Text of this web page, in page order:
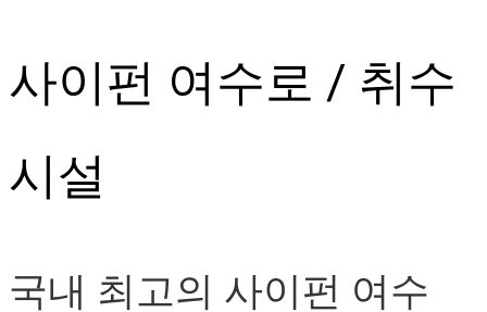
to
content
사이펀 여수로 / 취수
시설
국내 최고의 사이펀 여수